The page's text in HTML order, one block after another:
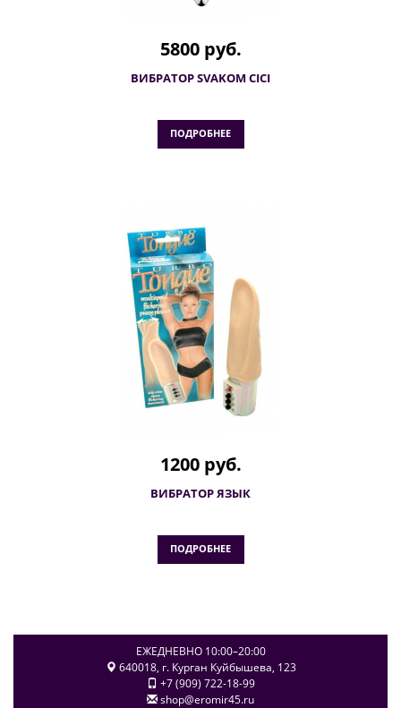
5800 руб.
ВИБРАТОР SVAKOM CICI
ПОДРОБНЕЕ
1200 руб.
ВИБРАТОР ЯЗЫК
ПОДРОБНЕЕ
ЕЖЕДНЕВНО 10:00–20:00
640018, г. Курган Куйбышева, 123
+7 (909) 722-18-99
shop@eromir45.ru